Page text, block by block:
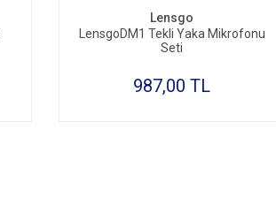
Lensgo
LensgoDM1 Tekli Yaka Mikrofonu
Seti
987,00 TL